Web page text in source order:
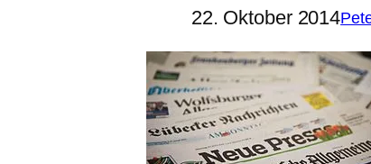
22. Oktober 2014